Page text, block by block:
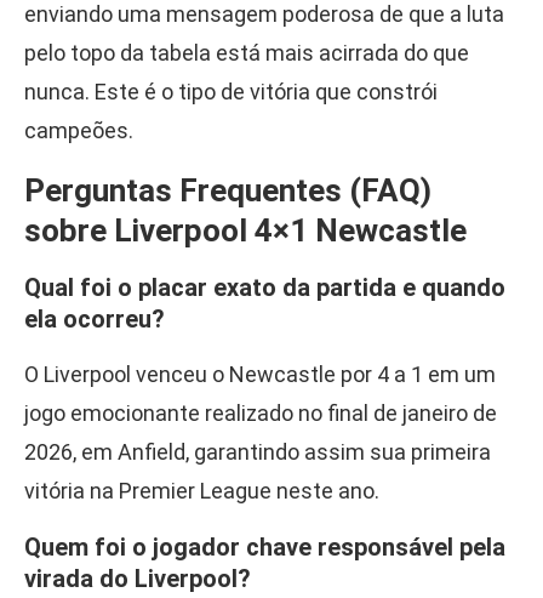
enviando uma mensagem poderosa de que a luta
pelo topo da tabela está mais acirrada do que
nunca. Este é o tipo de vitória que constrói
campeões.
Perguntas Frequentes (FAQ)
sobre Liverpool 4×1 Newcastle
Qual foi o placar exato da partida e quando
ela ocorreu?
O Liverpool venceu o Newcastle por 4 a 1 em um
jogo emocionante realizado no final de janeiro de
2026, em Anfield, garantindo assim sua primeira
vitória na Premier League neste ano.
Quem foi o jogador chave responsável pela
virada do Liverpool?